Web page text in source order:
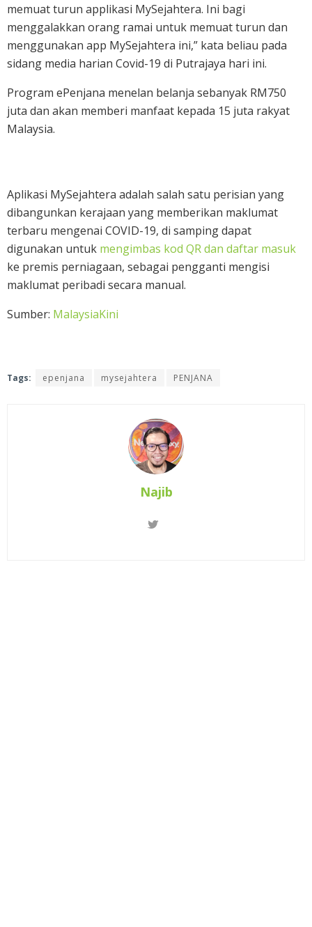
memuat turun applikasi MySejahtera. Ini bagi
menggalakkan orang ramai untuk memuat turun dan
menggunakan app MySejahtera ini,” kata beliau pada
sidang media harian Covid-19 di Putrajaya hari ini.
Program ePenjana menelan belanja sebanyak RM750
juta dan akan memberi manfaat kepada 15 juta rakyat
Malaysia.
Aplikasi MySejahtera adalah salah satu perisian yang
dibangunkan kerajaan yang memberikan maklumat
terbaru mengenai COVID-19, di samping dapat
digunakan untuk mengimbas kod QR dan daftar masuk
ke premis perniagaan, sebagai pengganti mengisi
maklumat peribadi secara manual.
Sumber: MalaysiaKini
Tags: epenjana mysejahtera PENJANA
Najib